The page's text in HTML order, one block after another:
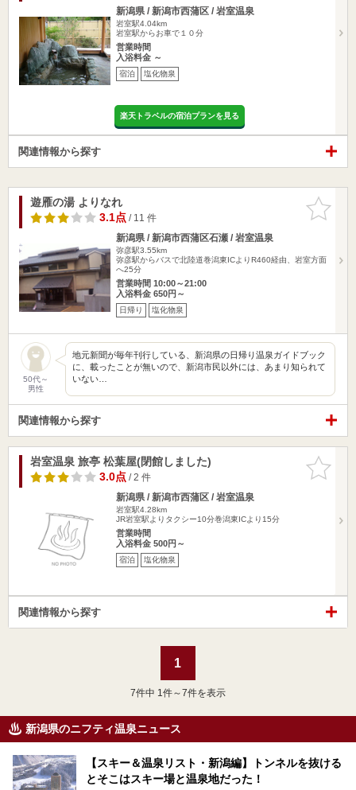
新潟県 / 新潟市西蒲区 / 岩室温泉
岩室駅4.04km
岩室駅からお車で１０分
営業時間
入浴料金 ～
宿泊 塩化物泉
楽天トラベルの宿泊プランを見る
関連情報から探す
お気に入
りに追加
遊雁の湯 よりなれ
3.1点/ 11 件
新潟県 / 新潟市西蒲区石瀬 / 岩室温泉
弥彦駅3.55km
弥彦駅からバスで北陸道巻潟東ICよりR460経由、岩室方面
へ25分
営業時間 10:00～21:00
入浴料金 650円～
日帰り 塩化物泉
50代～
男性
地元新聞が毎年刊行している、新潟県の日帰り温泉ガイドブック
に、載ったことが無いので、新潟市民以外には、あまり知られて
いない…
関連情報から探す
お気に入
りに追加
岩室温泉 旅亭 松葉屋(閉館しました)
3.0点/ 2 件
新潟県 / 新潟市西蒲区 / 岩室温泉
岩室駅4.28km
JR岩室駅よりタクシー10分巻潟東ICより15分
営業時間
入浴料金 500円～
宿泊 塩化物泉
関連情報から探す
1
7件中 1件～7件を表示
新潟県のニフティ温泉ニュース
【スキー＆温泉リスト・新潟編】トンネルを抜ける
とそこはスキー場と温泉地だった！